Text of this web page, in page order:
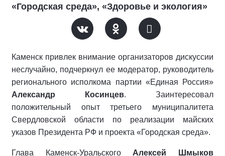
«Городская среда», «Здоровье и экология»
Каменск привлек внимание организаторов дискуссии
неслучайно, подчеркнул ее модератор, руководитель
регионального исполкома партии «Единая Россия»
Александр Косинцев. Заинтересовал
положительный опыт третьего муниципалитета
Свердловской области по реализации майских
указов Президента РФ и проекта «Городская среда».
Глава Каменск-Уральского Алексей Шмыков